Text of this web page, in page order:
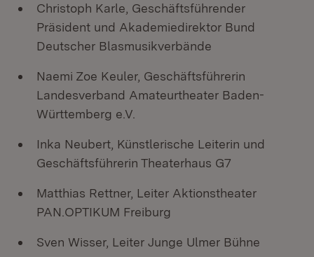
Christoph Karle, Geschäftsführender
Präsident und Akademiedirektor Bund
Deutscher Blasmusikverbände
Naemi Zoe Keuler, Geschäftsführerin
Landesverband Amateurtheater Baden-
Württemberg e.V.
Inka Neubert, Künstlerische Leiterin und
Geschäftsführerin Theaterhaus G7
Matthias Rettner, Leiter Aktionstheater
PAN.OPTIKUM Freiburg
Sven Wisser, Leiter Junge Ulmer Bühne